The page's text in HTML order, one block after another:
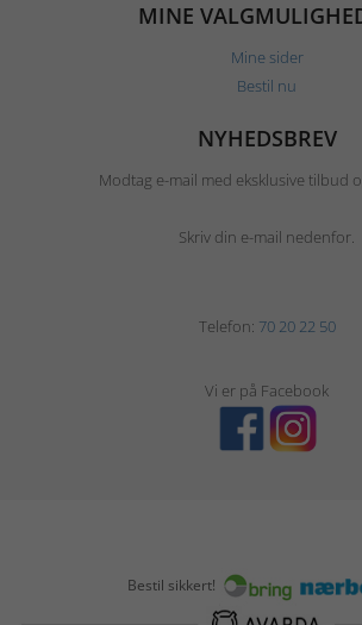
MINE
Mine sider
Bestil nu
NYHEDSBREV
Modtag e-mail med eksklusive tilbud
Skriv din e-mail nedenfor.
Telefon: 70 20 22 50
Vi er på Facebook
Bestil sikkert!